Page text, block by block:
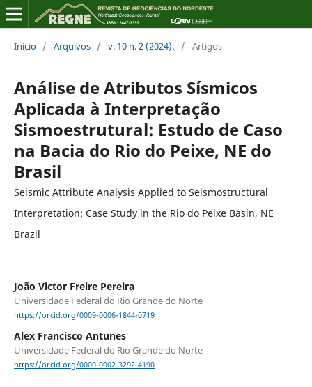
Início / Arquivos / v. 10 n. 2 (2024): / Artigos
Análise de Atributos Sísmicos
Aplicada à Interpretação
Sismoestrutural: Estudo de Caso
na Bacia do Rio do Peixe, NE do
Brasil
Seismic Attribute Analysis Applied to Seismostructural
Interpretation: Case Study in the Rio do Peixe Basin, NE
Brazil
João Victor Freire Pereira
Universidade Federal do Rio Grande do Norte
https://orcid.org/0009-0006-1844-0719
Alex Francisco Antunes
Universidade Federal do Rio Grande do Norte
https://orcid.org/0000-0002-3292-4190